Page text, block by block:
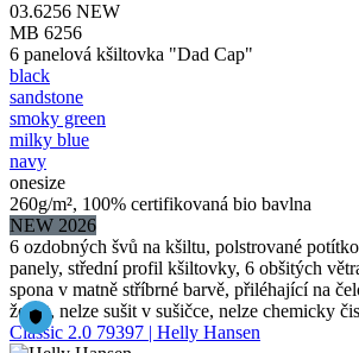
03.6256 NEW
MB 6256
6 panelová kšiltovka "Dad Cap"
black
sandstone
smoky green
milky blue
navy
onesize
260g/m², 100% certifikovaná bio bavlna
NEW 2026
6 ozdobných švů na kšiltu, polstrované
panely, střední profil kšiltovky, 6 obšitých
spona v matně stříbrné barvě, přiléhající na
žehlit, nelze sušit v sušičce, nelze chemicky
Classic 2.0 79397 | Helly Hansen